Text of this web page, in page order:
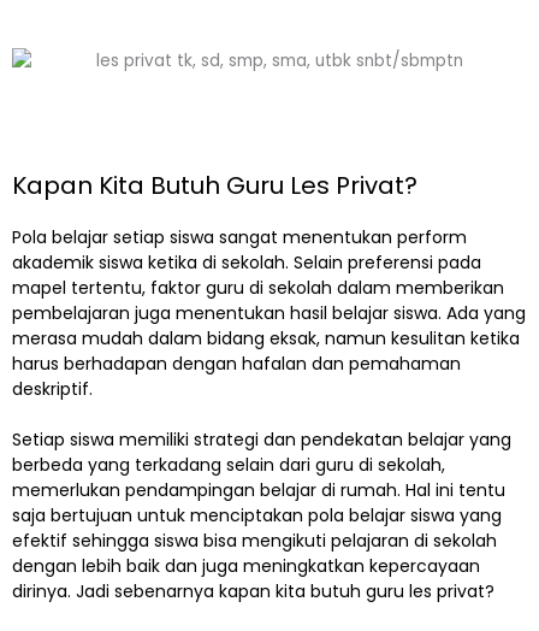
Kapan Kita Butuh Guru Les Privat?
Pola belajar setiap siswa sangat menentukan perform
akademik siswa ketika di sekolah. Selain preferensi pada
mapel tertentu, faktor guru di sekolah dalam memberikan
pembelajaran juga menentukan hasil belajar siswa. Ada yang
merasa mudah dalam bidang eksak, namun kesulitan ketika
harus berhadapan dengan hafalan dan pemahaman
deskriptif.
Setiap siswa memiliki strategi dan pendekatan belajar yang
berbeda yang terkadang selain dari guru di sekolah,
memerlukan pendampingan belajar di rumah. Hal ini tentu
saja bertujuan untuk menciptakan pola belajar siswa yang
efektif sehingga siswa bisa mengikuti pelajaran di sekolah
dengan lebih baik dan juga meningkatkan kepercayaan
dirinya. Jadi sebenarnya kapan kita butuh guru les privat?